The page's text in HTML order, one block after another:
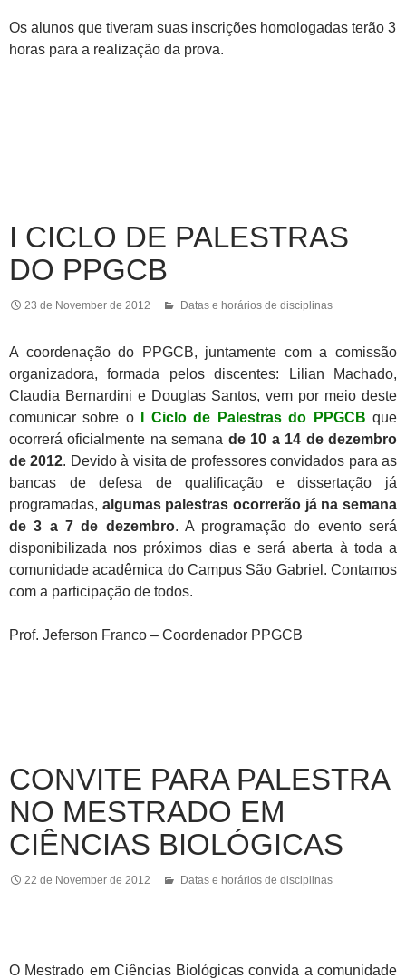
Os alunos que tiveram suas inscrições homologadas terão 3
horas para a realização da prova.
I CICLO DE PALESTRAS
DO PPGCB
23 de November de 2012 Datas e horários de disciplinas
A coordenação do PPGCB, juntamente com a comissão
organizadora, formada pelos discentes: Lilian Machado,
Claudia Bernardini e Douglas Santos, vem por meio deste
comunicar sobre o
I Ciclo de Palestras do PPGCB que
ocorrerá oficialmente na semana de 10 a 14 de dezembro
de 2012. Devido à visita de professores convidados para as
bancas de defesa de qualificação e dissertação já
programadas, algumas palestras ocorrerão já na semana
de 3 a 7 de dezembro. A programação do evento será
disponibilizada nos próximos dias e será aberta à toda a
comunidade acadêmica do Campus São Gabriel. Contamos
com a participação de todos.
Prof. Jeferson Franco – Coordenador PPGCB
CONVITE PARA PALESTRA
NO MESTRADO EM
CIÊNCIAS BIOLÓGICAS
22 de November de 2012 Datas e horários de disciplinas
O Mestrado em Ciências Biológicas convida a comunidade